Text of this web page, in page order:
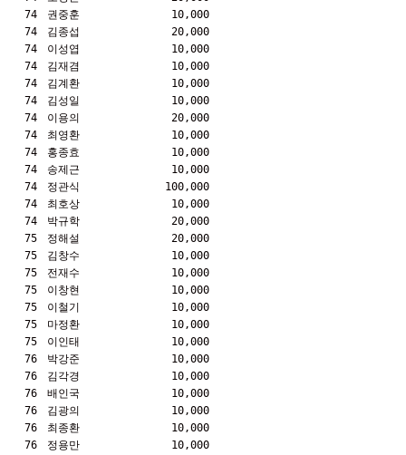
74
권중훈
10,000
74
김종섭
20,000
74
이성엽
10,000
74
김재겸
10,000
74
김계환
10,000
74
김성일
10,000
74
이용의
20,000
74
최영환
10,000
74
홍종효
10,000
74
송제근
10,000
74
정관식
100,000
74
최호상
10,000
74
박규학
20,000
75
정해설
20,000
75
김창수
10,000
75
전재수
10,000
75
이창현
10,000
75
이철기
10,000
75
마정환
10,000
75
이인태
10,000
76
박강준
10,000
76
김각경
10,000
76
배인국
10,000
76
김광의
10,000
76
최종환
10,000
76
정용만
10,000